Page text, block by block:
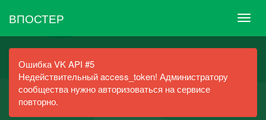
ВПОСТЕР
Ошибка VK API #5
Недействительный access_token! Администратору
сообщества нужно авторизоваться на сервисе
повторно.